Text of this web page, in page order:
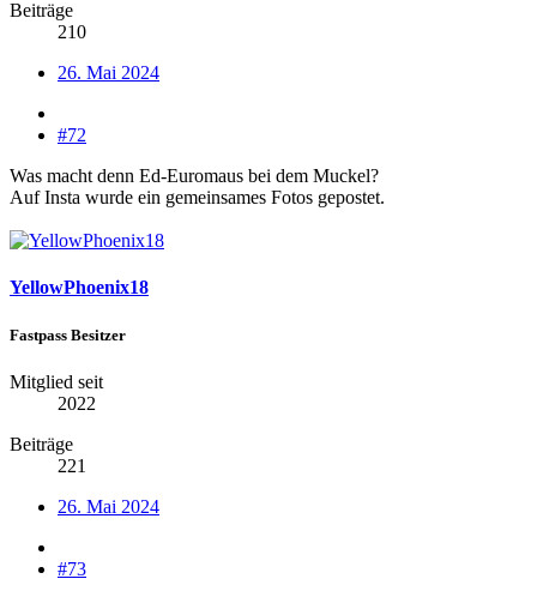
Beiträge
210
26. Mai 2024
#72
Was macht denn Ed-Euromaus bei dem Muckel?
Auf Insta wurde ein gemeinsames Fotos gepostet.
YellowPhoenix18
Fastpass Besitzer
Mitglied seit
2022
Beiträge
221
26. Mai 2024
#73